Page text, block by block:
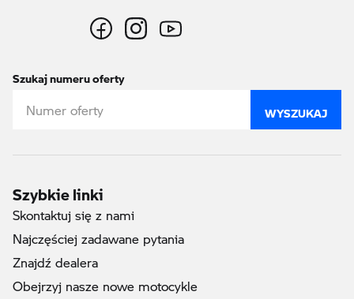
Szukaj numeru oferty
WYSZUKAJ
Szybkie linki
Skontaktuj się z nami
Najczęściej zadawane pytania
Znajdź dealera
Obejrzyj nasze nowe motocykle